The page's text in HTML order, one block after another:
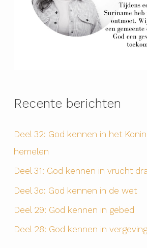
Recente berichten
Deel 32: God kennen in het
hemelen
Deel 31: God kennen in vrucht
Deel 3o: God kennen in de wet
Deel 29: God kennen in gebed
Deel 28: God kennen in vergeving